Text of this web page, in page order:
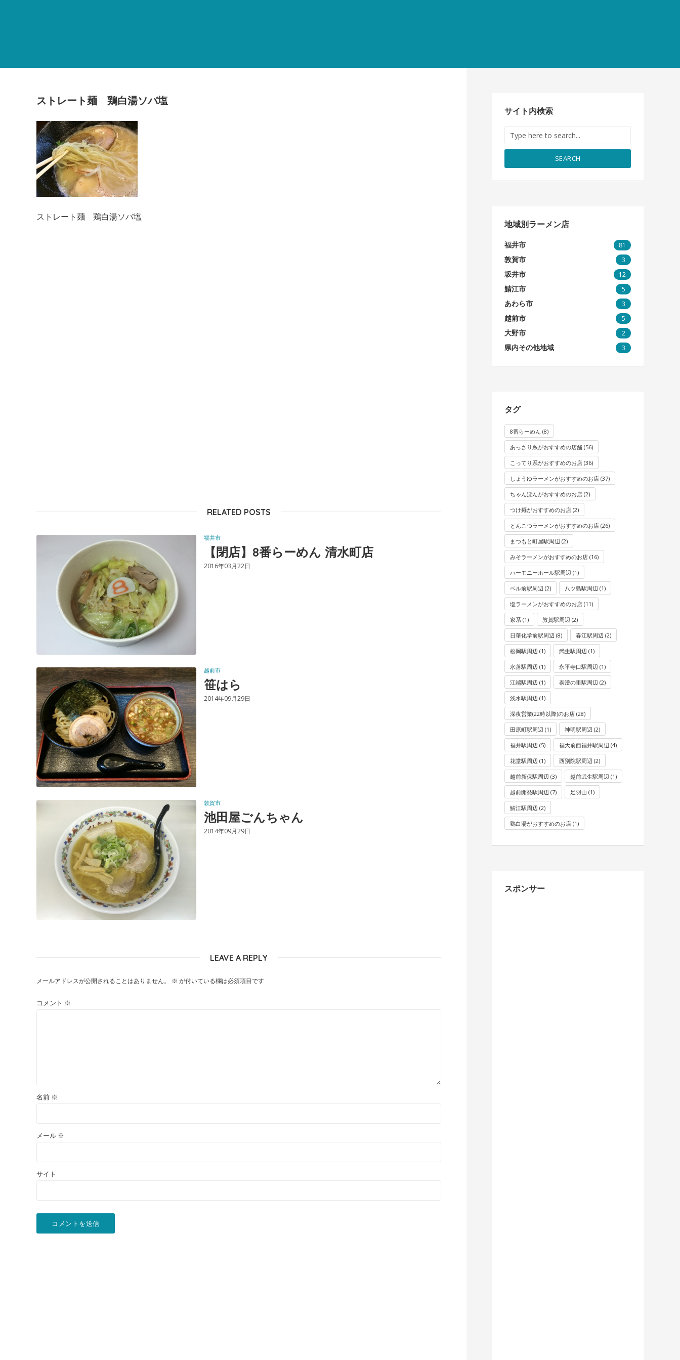
ストレート麺 鶏白湯ソバ塩
ストレート麺 鶏白湯ソバ塩
RELATED POSTS
福井市
【閉店】8番らーめん 清水町店
2016年03月22日
越前市
笹はら
2014年09月29日
敦賀市
池田屋ごんちゃん
2014年09月29日
LEAVE A REPLY
メールアドレスが公開されることはありません。 ※ が付いている欄は必須項目です
コメント ※
名前 ※
メール ※
サイト
サイト内検索
SEARCH
地域別ラーメン店
福井市 81
敦賀市 3
坂井市 12
鯖江市 5
あわら市 3
越前市 5
大野市 2
県内その他地域 3
タグ
8番らーめん (8)
あっさり系がおすすめの店舗 (56)
こってり系がおすすめのお店 (36)
しょうゆラーメンがおすすめのお店 (37)
ちゃんぽんがおすすめのお店 (2)
つけ麺がおすすめのお店 (2)
とんこつラーメンがおすすめのお店 (26)
まつもと町屋駅周辺 (2)
みそラーメンがおすすめのお店 (16)
ハーモニーホール駅周辺 (1)
ベル前駅周辺 (2) 八ツ島駅周辺 (1)
塩ラーメンがおすすめのお店 (11)
家系 (1) 敦賀駅周辺 (2)
日華化学前駅周辺 (8) 春江駅周辺 (2)
松岡駅周辺 (1) 武生駅周辺 (1)
水落駅周辺 (1) 永平寺口駅周辺 (1)
江端駅周辺 (1) 泰澄の里駅周辺 (2)
浅水駅周辺 (1)
深夜営業(22時以降)のお店 (28)
田原町駅周辺 (1) 神明駅周辺 (2)
福井駅周辺 (5) 福大前西福井駅周辺 (4)
花堂駅周辺 (1) 西別院駅周辺 (2)
越前新保駅周辺 (3) 越前武生駅周辺 (1)
越前開発駅周辺 (7) 足羽山 (1)
鯖江駅周辺 (2)
鶏白湯がおすすめのお店 (1)
スポンサー